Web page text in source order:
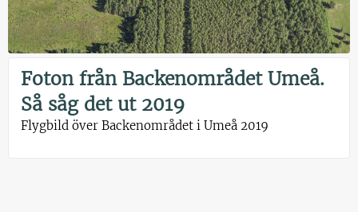
Foton från Backenområdet Umeå.
Så såg det ut 2019
Flygbild över Backenområdet i Umeå 2019